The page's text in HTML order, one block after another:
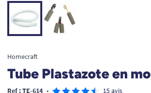
Homecraft
Tube Plastazote en
Ref : TE-614 • 15 avis